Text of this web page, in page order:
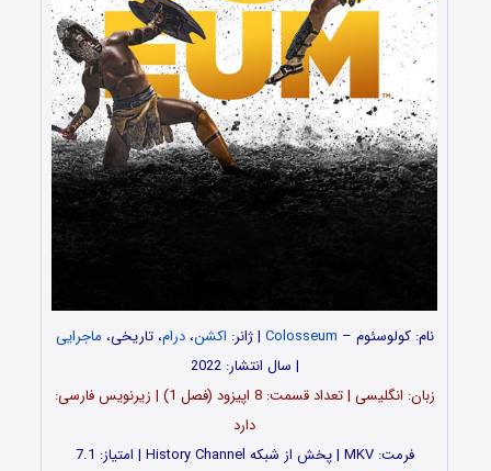
نام: کولوسئوم – Colosseum | ژانر: اکشن،درام، تاریخی، ماجرایی
| سال انتشار: 2022
زبان: انگلیسی | تعداد قسمت‌‌‌‌: 8 اپیزود (فصل 1) | زیرنویس فارسی:
دارد
فرمت: MKV | پخش از شبکه History Channel | امتیاز: 7.1